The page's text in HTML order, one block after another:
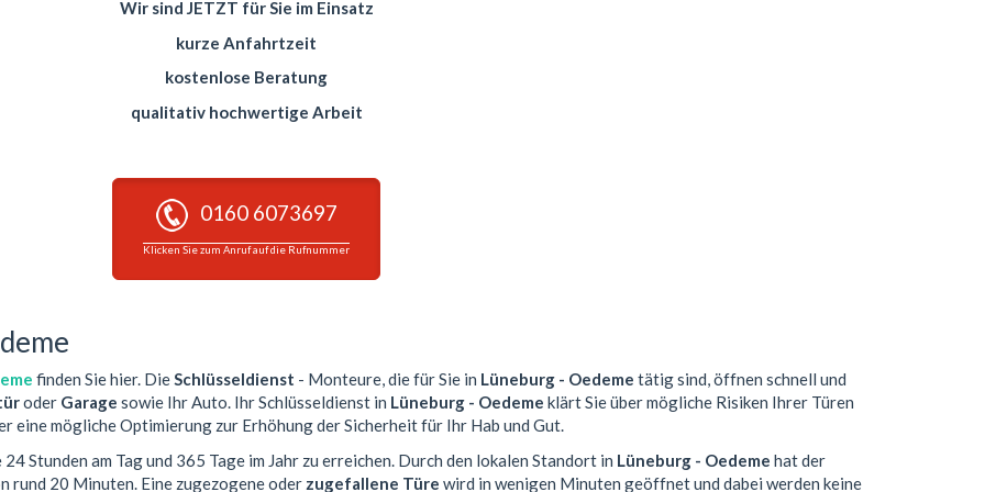
Wir sind JETZT für Sie im Einsatz
kurze Anfahrtzeit
kostenlose Beratung
qualitativ hochwertige Arbeit
0160 6073697
Klicken Sie zum Anruf auf die Rufnummer
finden Sie hier. DieSchlüsseldienst - Monteure, die für Sie in Lüneburg - Oedeme tätig sind, öffnen schnell und
oder Garage sowie Ihr Auto. Ihr Schlüsseldienst in Lüneburg - Oedeme klärt Sie über mögliche Risiken Ihrer Türen
eine mögliche Optimierung zur Erhöhung der Sicherheit für Ihr Hab und Gut.
Stunden am Tag und 365 Tage im Jahr zu erreichen. Durch den lokalen Standort in Lüneburg - Oedeme hat der
rund 20 Minuten. Eine zugezogene oder zugefallene Türe wird in wenigen Minuten geöffnet und dabei werden keine